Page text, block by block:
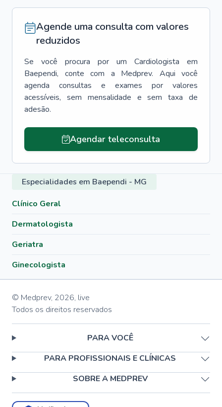
Agende uma consulta com valores
reduzidos
Se você procura por um Cardiologista
em
Baependi, conte com a Medprev. Aqui você
agenda consultas e exames por valores
acessíveis, sem mensalidade e sem taxa de
adesão.
Agendar teleconsulta
Especialidades em Baependi - MG
Clínico Geral
Dermatologista
Geriatra
Ginecologista
© Medprev, 2026, live
Todos os direitos reservados
PARA VOCÊ
PARA PROFISSIONAIS E CLÍNICAS
SOBRE A MEDPREV